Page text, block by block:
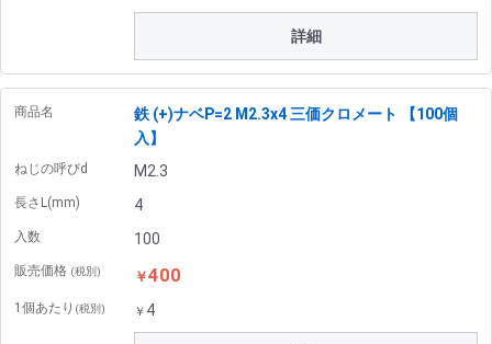
詳細
商品名
鉄 (+)ナベP=2 M2.3x4 三価クロメート 【100個
入】
ねじの呼びd M2.3
長さL(mm) 4
入数 100
販売価格 (税別) ￥400
1個あたり (税別) ￥ 4